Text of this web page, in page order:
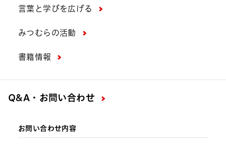
言葉と学びを広げる
みつむらの活動
書籍情報
Q&A・お問い合わせ
お問い合わせ内容